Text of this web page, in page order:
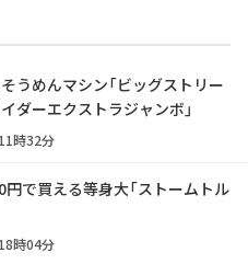
うめんマシン「ビッグストリー
ダーエクストラジャンボ」
時32分
で買える等身大「ストームトル
時04分